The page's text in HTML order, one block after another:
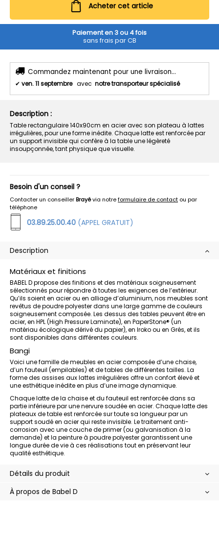
Acheter cet article
Paiement en 3 ou 4 fois
sans frais par CB
Commandez maintenant pour une livraison...
✔ ven. 11 septembre avec notre transporteur spécialisé
Description :
Table rectangulaire 140x90cm en acier avec son plateau à lattes
irrégulières, pour une forme inédite. Chaque latte est renforcée par
un support invisible qui confère à la table une légèreté
insoupçonnée, tant physique que visuelle.
Besoin d'un conseil ?
Contacter un conseillerBrayévia notreformulaire de contact ou par
téléphone
03.89.25.00.40 (APPEL GRATUIT)
Description
Matériaux et finitions
BABEL D propose des finitions et des matériaux soigneusement
sélectionnés pour répondre à toutes les exigences de l’extérieur.
Qu’ils soient en acier ou en alliage d’aluminium, nos meubles sont
revêtus de poudre polyester dans une large gamme de couleurs
soigneusement composée. Les dessus des tables peuvent être en
acier, en HPL (High Pressure Laminate), en PaperStone® (un
matériau écologique dérivé du papier), en Iroko ou en Grés, et ils
sont disponibles dans différentes couleurs.
Bangi
Voici une famille de meubles en acier composée d’une chaise,
d’un fauteuil (empilables) et de tables de différentes tailles. La
forme des assises aux lattes irrégulières offre un confort élevé et
une esthétique inédite en plus d’une image dynamique.
Chaque latte de la chaise et du fauteuil est renforcée dans sa
partie inférieure par une nervure soudée en acier. Chaque latte des
plateaux de table est renforcée sur toute sa longueur par un
support soudé en acier qui reste invisible. Le traitement anti-
corrosion avec une couche de primer (ou galvanisation à la
demande) et la peinture à poudre polyester garantissent une
longue durée de vie à ces réalisations tout en préservant leur
qualité esthétique.
Détails du produit
À propos de Babel D